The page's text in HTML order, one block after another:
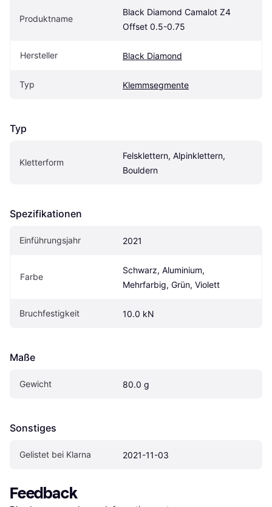
Produktname
Black Diamond Camalot Z4
Offset 0.5-0.75
Hersteller Black Diamond
Typ Klemmsegmente
Typ
Kletterform
Felsklettern, Alpinklettern,
Bouldern
Spezifikationen
Einführungsjahr 2021
Farbe
Schwarz, Aluminium,
Mehrfarbig, Grün, Violett
Bruchfestigkeit 10.0 kN
Maße
Gewicht 80.0 g
Sonstiges
Gelistet bei Klarna 2021-11-03
Feedback